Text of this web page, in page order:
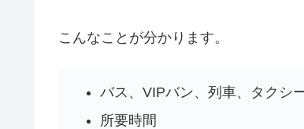
こんなことが分かります。
バス、VIPバン、列車、タクシ
所要時間